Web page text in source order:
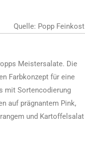
Quelle: Popp Feinkost
Meistersalate. Die
Farbkonzept für eine
mit Sortencodierung
auf prägnantem Pink,
und Kartoffelsalat